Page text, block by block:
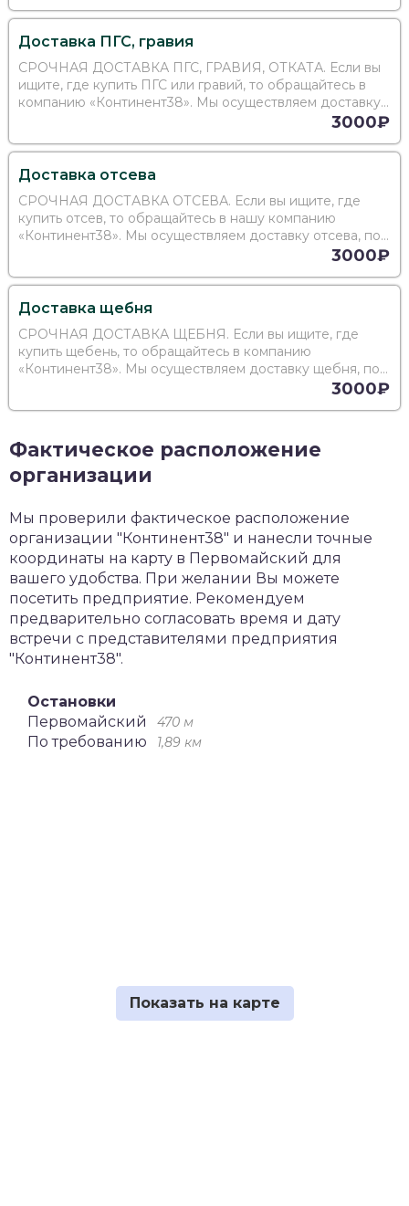
тоннажа, срочности д
Доставка ПГС, гравия
СРОЧНАЯ ДОСТАВКА ПГС, ГРАВИЯ, ОТКАТА. Если вы
ищите, где купить ПГС или гравий, то обращайтесь в
компанию «Континент38». Мы осуществляем доставку
инертных материалов, по максимально доступным
объемах. Сто
3000₽
Доставка отсева
СРОЧНАЯ ДОСТАВКА ОТСЕВА. Если вы ищите, где
купить отсев, то обращайтесь в нашу компанию
«Континент38». Мы осуществляем доставку отсева, по
максимально доступным ценам. Готовы поставлять
тоннажа, ср
3000₽
Доставка щебня
СРОЧНАЯ ДОСТАВКА ЩЕБНЯ. Если вы ищите, где
купить щебень, то обращайтесь в компанию
«Континент38». Мы осуществляем доставку щебня, по
максимально доступным ценам. Готовы поставлять3000₽
Фактическое расположение
организации
Мы проверили фактическое расположение
организации "Континент38" и нанесли точные
координаты на карту в Первомайский для
вашего удобства. При желании Вы можете
посетить предприятие. Рекомендуем
предварительно согласовать время и дату
встречи с представителями предприятия
"Континент38".
Остановки
Первомайский
470 м
По требованию 1,89 км